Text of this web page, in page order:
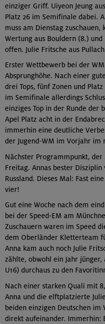
einziger Griff. Uiyeon Jeung
Platz 26 im Semifinale dabei.
muss am Dienstag
Wertung aus Bouldern (8.)
offen. Julie Fritsche aus
Erster Wettbewerb bei der
Absprunghöhe. Nach einer
drei Tops, fünf Zonen und
im Semifinale allerdings
einziges Top in der Runde der
Apel Platz acht in der
immerhin eine deutliche
der Jugend-WM im Vorjahr im
Nächster Programmpunkt,
Freitag. Annas bester
Russland. Dieses Mal: Fast
vier!
Gut eine Woche nach dem
bei der Speed-EM am
Zuschauern waren im Speed
dem Oberländer Kletterteam
Anna kam auch noch Julie
zählte, obwohl ein Jahr
U16) durchaus zu den
Nach einer starken Quali mit
Anna und die elftplatzierte
beiden einzigen Deutschen
direkt aufeinander. Immerhin: